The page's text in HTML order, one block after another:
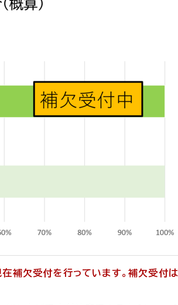
補欠受付を行っています。補欠受付は